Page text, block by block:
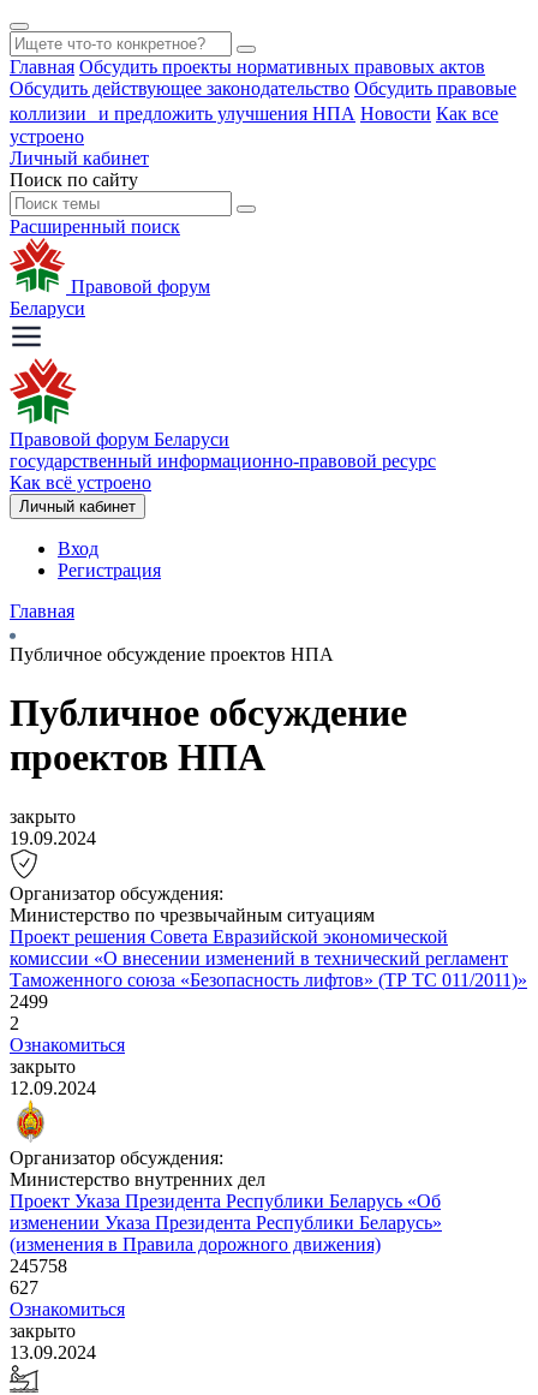
Главная Обсудить проекты нормативных правовых актов
Обсудить действующее законодательство Обсудить правовые
коллизии и предложить улучшения НПА Новости Как все
устроено
Личный кабинет
Поиск по сайту
Расширенный поиск
Правовой форум
Беларуси
Правовой форум Беларуси
государственный информационно-правовой ресурс
Как всё устроено
Личный кабинет
Вход
Регистрация
Главная
Публичное обсуждение проектов НПА
Публичное обсуждение
проектов НПА
закрыто
19.09.2024
Организатор обсуждения:
Министерство по чрезвычайным ситуациям
Проект решения Совета Евразийской экономической
комиссии «О внесении изменений в технический регламент
Таможенного союза «Безопасность лифтов» (ТР ТС 011/2011)»
2499
2
Ознакомиться
закрыто
12.09.2024
Организатор обсуждения:
Министерство внутренних дел
Проект Указа Президента Республики Беларусь «Об
изменении Указа Президента Республики Беларусь»
(изменения в Правила дорожного движения)
245758
627
Ознакомиться
закрыто
13.09.2024